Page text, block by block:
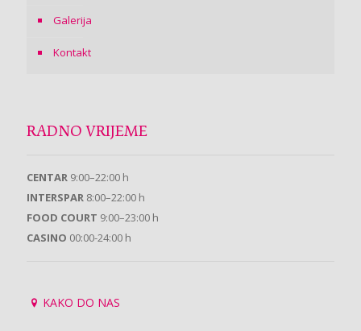
Galerija
Kontakt
RADNO VRIJEME
CENTAR 9:00–22:00 h
INTERSPAR 8:00–22:00 h
FOOD COURT 9:00–23:00 h
CASINO 00:00-24:00 h
KAKO DO NAS